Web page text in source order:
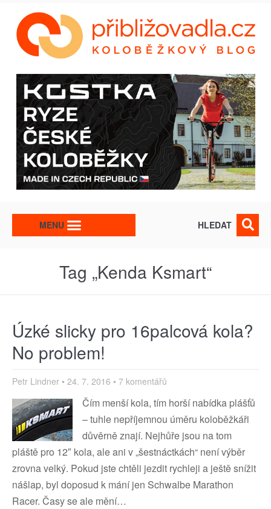
Tag „Kenda Ksmart“
Úzké slicky pro 16palcová kola?
No problem!
Petr Lindner 24. 7. 2016 7 komentářů
Čím menší kola, tím horší nabídka plášťů
– tuhle nepříjemnou úměru koloběžkáři
důvěrně znají. Nejhůře jsou na tom
pláště pro 12″ kola, ale ani v „šestnáctkách“ není výběr
zrovna velký. Pokud jste chtěli jezdit rychleji a ještě snížit
nášlap, byl doposud k mání jen Schwalbe Marathon
Racer. Časy se ale mění…